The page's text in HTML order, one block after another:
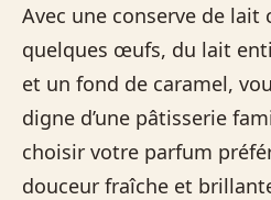
Avec une conserve de lait
quelques œufs, du lait
et un fond de caramel,
digne d’une pâtisserie
choisir votre parfum
douceur fraîche et